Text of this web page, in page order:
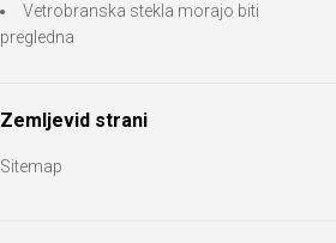
Vetrobranska stekla morajo biti
pregledna
Zemljevid strani
Sitemap